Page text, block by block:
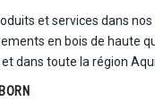
et services dans nos
en bois de haute
et dans toute la région